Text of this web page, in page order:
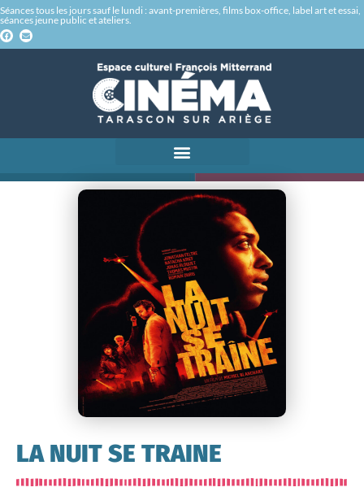
Séances tous les jours sauf le lundi : avant-premières, films box-office, label art et essai,
séances jeune public et ateliers.
LA NUIT SE TRAINE